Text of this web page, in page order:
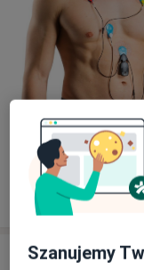
i wtórnej chorób
poza
EKG, UKG (echo
ciśnieniowy.
pacjentem tak
zajmował się
biegacz-amator,
Zobacz galerię (7)
Usługi i ceny
Szanujemy